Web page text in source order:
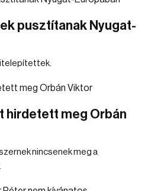
pusztítanak Nyugat-
hirdetett meg Orbán
nincsenek meg a